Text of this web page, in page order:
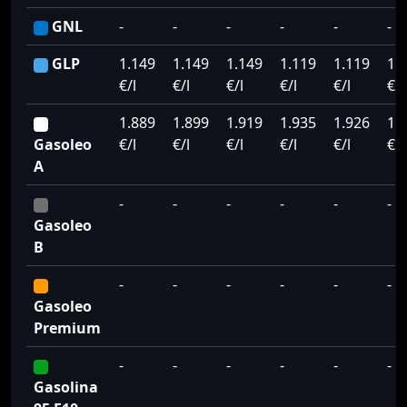
GNL
- - - - -
-
GLP
1.149
€/l
1.149
€/l
1.149
€/l
1.119
€/l
1.119
€/l
€/l
Gasoleo
A
1.889
€/l
1.899
€/l
1.919
€/l
1.935
€/l
1.926
€/l
€/l
Gasoleo
B
- - - - - -
Gasoleo
Premium
- - - - - -
Gasolina
- - - - - -